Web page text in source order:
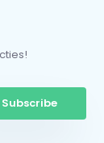
Subscribe